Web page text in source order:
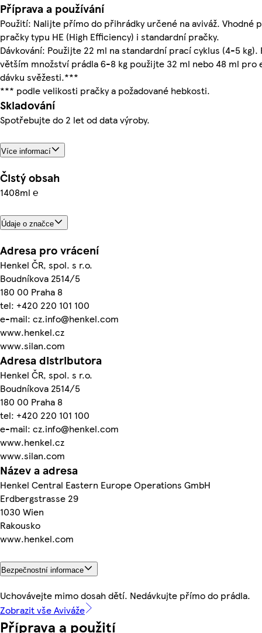
Příprava a používání
Použití: Nalijte přímo do přihrádky určené na aviváž. Vhodné
pračky typu HE (High Efficiency) i standardní pračky.
Dávkování: Použijte 22 ml na standardní prací cyklus (4-5 kg).
větším množství prádla 6-8 kg použijte 32 ml nebo 48 ml pro
dávku svěžesti.***
*** podle velikosti pračky a požadované hebkosti.
Skladování
Spotřebujte do 2 let od data výroby.
Více informací
Čistý obsah
1408ml ℮
Údaje o značce
Adresa pro vrácení
Henkel ČR, spol. s r.o.
Boudníkova 2514/5
180 00 Praha 8
tel: +420 220 101 100
e-mail: cz.info@henkel.com
www.henkel.cz
www.silan.com
Adresa distributora
Henkel ČR, spol. s r.o.
Boudníkova 2514/5
180 00 Praha 8
tel: +420 220 101 100
e-mail: cz.info@henkel.com
www.henkel.cz
www.silan.com
Název a adresa
Henkel Central Eastern Europe Operations GmbH
Erdbergstrasse 29
1030 Wien
Rakousko
www.henkel.com
Bezpečnostní informace
Uchovávejte mimo dosah dětí. Nedávkujte přímo do prádla.
Zobrazit vše Aviváže
Příprava a použití